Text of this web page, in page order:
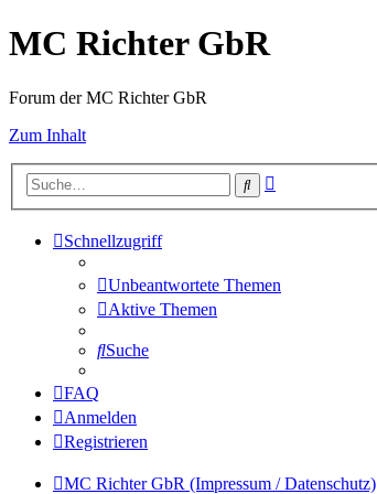
MC Richter GbR
Forum der MC Richter GbR
Zum Inhalt
Suche
Schnellzugriff
Unbeantwortete Themen
Aktive Themen
Suche
FAQ
Anmelden
Registrieren
MC Richter GbR (Impressum / Datenschutz)